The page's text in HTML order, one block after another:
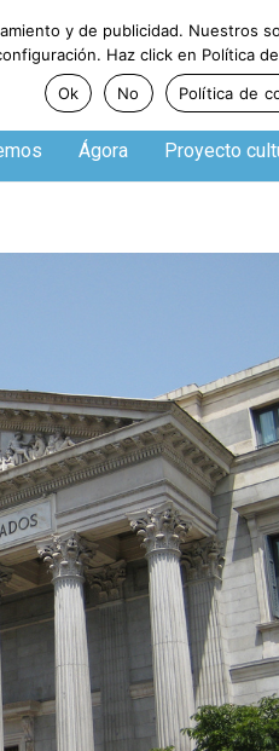
Ágora Proyecto
y de publicidad.
Haz click en Política
Ok
No Política de